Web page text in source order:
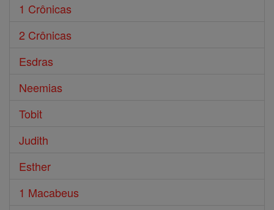
1 Crônicas
2 Crônicas
Esdras
Neemias
Tobit
Judith
Esther
1 Macabeus